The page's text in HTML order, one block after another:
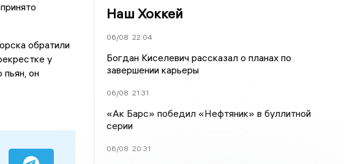
обратили
у
он
Наш Хоккей
06/08 22:04
Богдан Киселевич рассказал о планах по
завершении карьеры
06/08 21:31
«Ак Барс» победил «Нефтяник» в буллитной
серии
06/08 20:31